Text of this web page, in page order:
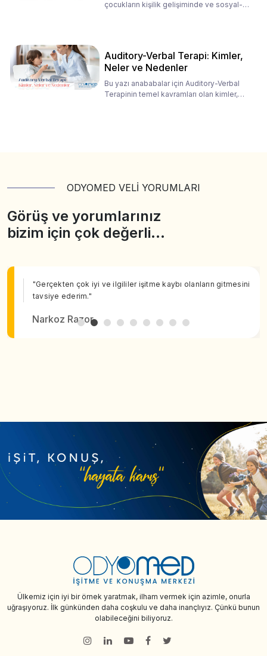
çocukların kişilik gelişiminde ve sosyal-
Auditory-Verbal Terapi: Kimler,
Neler ve Nedenler
Bu yazı anababalar için Auditory-Verbal
Terapinin temel kavramları olan kimler,
ODYOMED VELİ YORUMLARI
Görüş ve yorumlarınız
bizim için çok değerli…
"Gerçekten çok iyi ve ilgililer işitme kaybı olanların gitmesini
tavsiye ederim."
Narkoz Razor
Ülkemiz için iyi bir örnek yaratmak, ilham vermek için azimle, onurla
uğraşıyoruz. İlk günkünden daha coşkulu ve daha inançlıyız. Çünkü bunun
olabileceğini biliyoruz.